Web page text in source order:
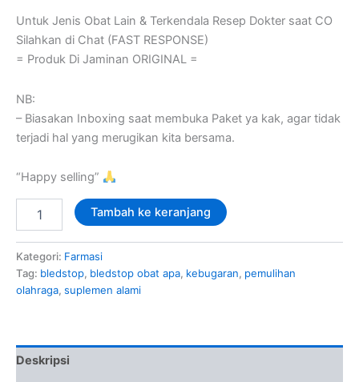
Untuk Jenis Obat Lain & Terkendala Resep Dokter saat CO
Silahkan di Chat (FAST RESPONSE)
= Produk Di Jaminan ORIGINAL =
NB:
– Biasakan Inboxing saat membuka Paket ya kak, agar tidak
terjadi hal yang merugikan kita bersama.
“Happy selling”
Tambah ke keranjang
Kategori: Farmasi
Tag: bledstop, bledstop obat apa, kebugaran, pemulihan
olahraga, suplemen alami
Deskripsi